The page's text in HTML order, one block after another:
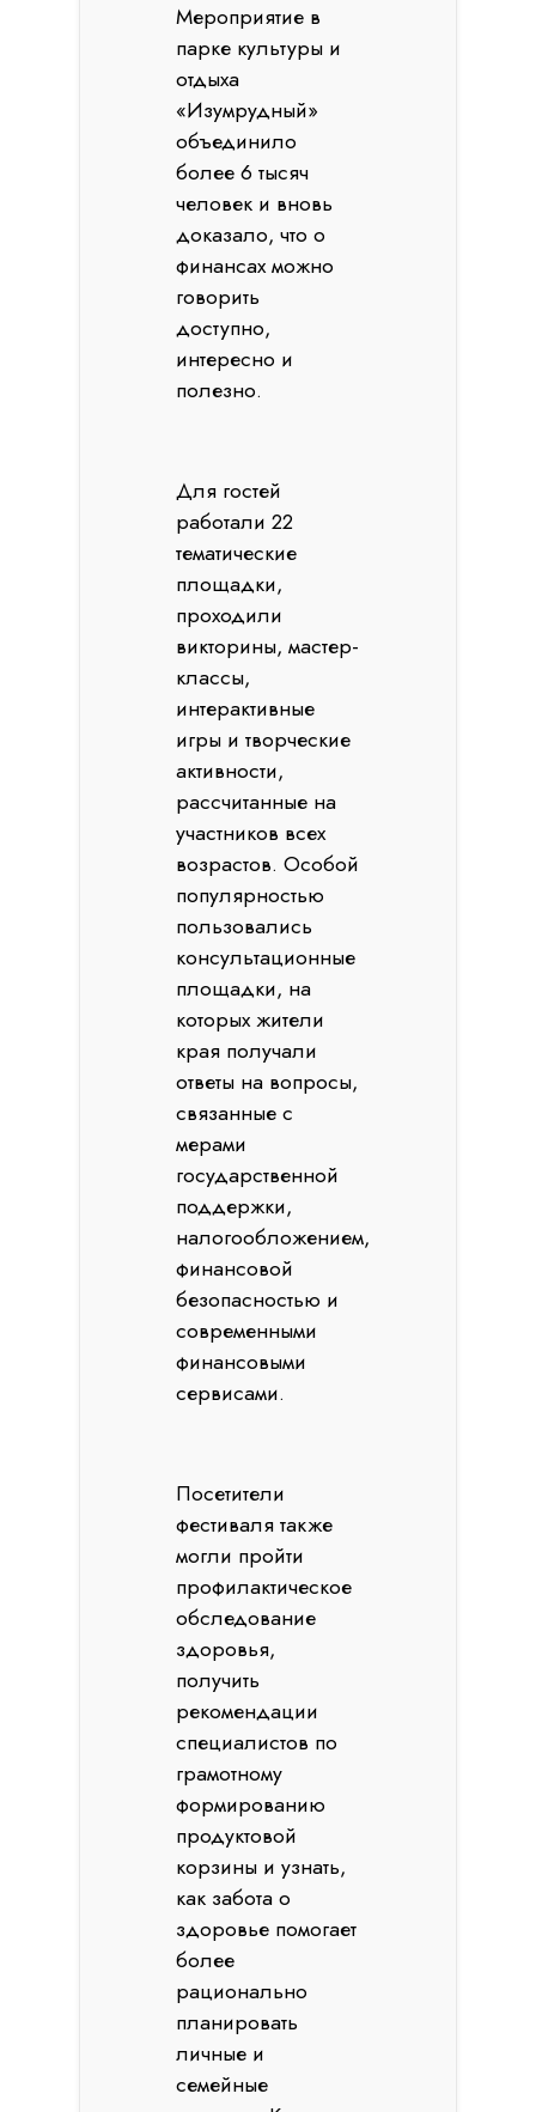
Мероприятие в
парке культуры и
отдыха
«Изумрудный»
объединило
более 6 тысяч
человек и вновь
доказало, что о
финансах можно
говорить
доступно,
интересно и
полезно.
Для гостей
работали 22
тематические
площадки,
проходили
викторины, мастер-
классы,
интерактивные
игры и творческие
активности,
рассчитанные на
участников всех
возрастов. Особой
популярностью
пользовались
консультационные
площадки, на
которых жители
края получали
ответы на вопросы,
связанные с
мерами
государственной
поддержки,
налогообложением,
финансовой
безопасностью и
современными
финансовыми
сервисами.
Посетители
фестиваля также
могли пройти
профилактическое
обследование
здоровья,
получить
рекомендации
специалистов по
грамотному
формированию
продуктовой
корзины и узнать,
как забота о
здоровье помогает
более
рационально
планировать
личные и
семейные